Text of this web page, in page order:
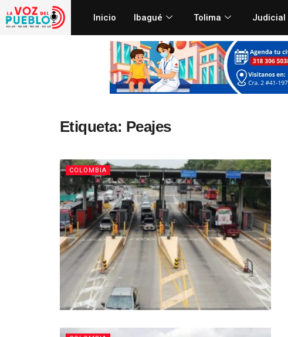
Inicio Ibagué Tolima Judicial
Etiqueta: Peajes
COLOMBIA